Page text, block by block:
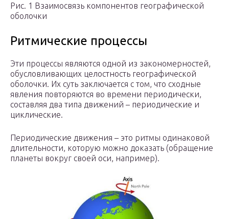
Рис. 1 Взаимосвязь компонентов географической
оболочки
Ритмические процессы
Эти процессы являются одной из закономерностей,
обусловливающих целостность географической
оболочки. Их суть заключается с том, что сходные
явления повторяются во времени периодически,
составляя два типа движений – периодические и
циклические.
Периодические движения – это ритмы одинаковой
длительности, которую можно доказать (обращение
планеты вокруг своей оси, например).